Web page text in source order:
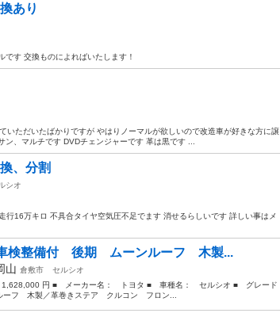
あり
す 交換ものによればいたします！
いただいたばかりですが やはりノーマルが欲しいので改造車が好きな方に譲
、マルチです DVDチェンジャーです 革は黒です ...
、分割
シオ
行16万キロ 不具合タイヤ空気圧不足でます 消せるらしいです 詳しい事はメ
検整備付 後期 ムーンルーフ 木製...
山 倉敷市
セルシオ
円 ■ メーカー名： トヨタ ■ 車種名： セルシオ ■ グレード
フ 木製／革巻きステア クルコン フロン...